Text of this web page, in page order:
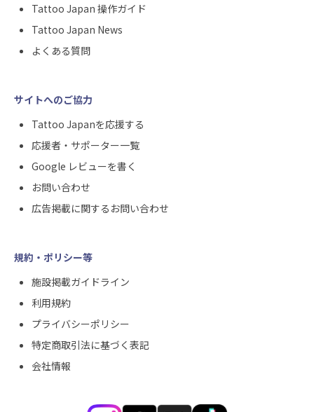
Tattoo Japan 操作ガイド
Tattoo Japan News
よくある質問
サイトへのご協力
Tattoo Japanを応援する
応援者・サポーター一覧
Google レビューを書く
お問い合わせ
広告掲載に関するお問い合わせ
規約・ポリシー等
施設掲載ガイドライン
利用規約
プライバシーポリシー
特定商取引法に基づく表記
会社情報